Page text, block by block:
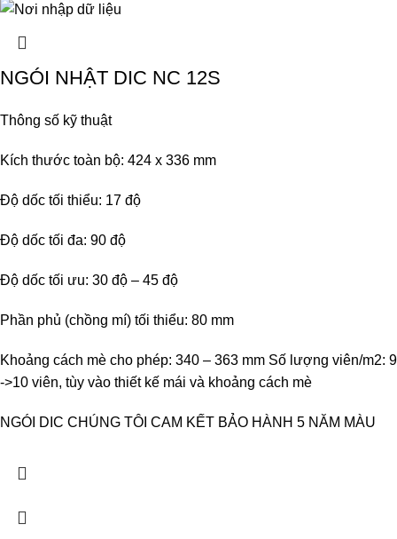
NGÓI NHẬT DIC NC 12S
Thông số kỹ thuật
Kích thước toàn bộ: 424 x 336 mm
Độ dốc tối thiểu: 17 độ
Độ dốc tối đa: 90 độ
Độ dốc tối ưu: 30 độ – 45 độ
Phần phủ (chồng mí) tối thiểu: 80 mm
Khoảng cách mè cho phép: 340 – 363 mm Số lượng viên/m2: 9
->10 viên, tùy vào thiết kế mái và khoảng cách mè
NGÓI DIC CHÚNG TÔI CAM KẾT BẢO HÀNH 5 NĂM MÀU